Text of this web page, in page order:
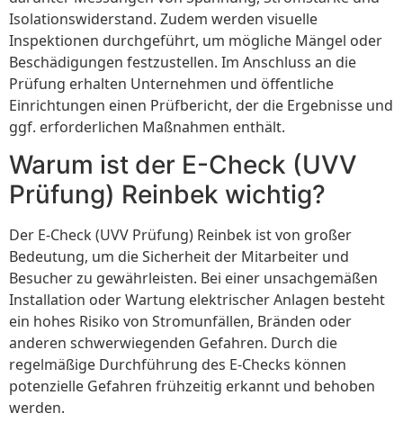
Isolationswiderstand. Zudem werden visuelle
Inspektionen durchgeführt, um mögliche Mängel oder
Beschädigungen festzustellen. Im Anschluss an die
Prüfung erhalten Unternehmen und öffentliche
Einrichtungen einen Prüfbericht, der die Ergebnisse und
ggf. erforderlichen Maßnahmen enthält.
Warum ist der E-Check (UVV
Prüfung) Reinbek wichtig?
Der E-Check (UVV Prüfung) Reinbek ist von großer
Bedeutung, um die Sicherheit der Mitarbeiter und
Besucher zu gewährleisten. Bei einer unsachgemäßen
Installation oder Wartung elektrischer Anlagen besteht
ein hohes Risiko von Stromunfällen, Bränden oder
anderen schwerwiegenden Gefahren. Durch die
regelmäßige Durchführung des E-Checks können
potenzielle Gefahren frühzeitig erkannt und behoben
werden.